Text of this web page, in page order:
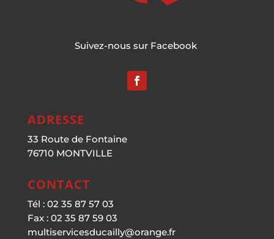
Suivez-nous sur Facebook
ADRESSE
33 Route de Fontaine
76710 MONTVILLE
CONTACT
Tél : 02 35 87 57 03
Fax : 02 35 87 59 03
multiservicesducailly@orange.fr